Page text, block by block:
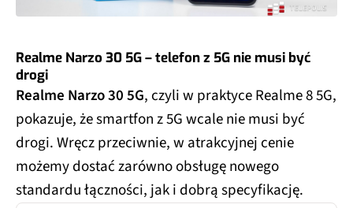
Realme Narzo 30 5G – telefon z 5G nie musi być
drogi
Realme Narzo 30 5G, czyli w praktyce Realme 8 5G,
pokazuje, że smartfon z 5G wcale nie musi być
drogi. Wręcz przeciwnie, w atrakcyjnej cenie
możemy dostać zarówno obsługę nowego
standardu łączności, jak i dobrą specyfikację.